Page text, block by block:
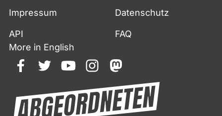
Impressum Datenschutz
API
FAQ
More in English
facebooktwitteryoutubeinstagrammastodon